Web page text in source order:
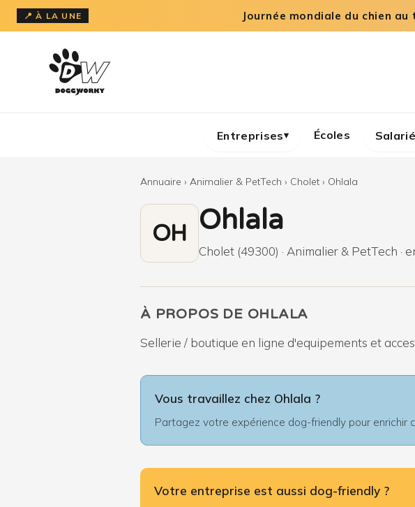
Aller
au
📍 À LA UNE Journée mondiale du chien
Entreprises▾ Écoles
Annuaire › Animalier & PetTech › Cholet › Ohlala
OH Ohlala
Cholet (49300) · Animalier & PetTech ·
À PROPOS DE OHLALA
Sellerie / boutique en ligne d'equipements et
Vous travaillez chez Ohlala ?
Partagez votre expérience dog-friendly pour enrichir
Votre entreprise est aussi dog-friendly ?